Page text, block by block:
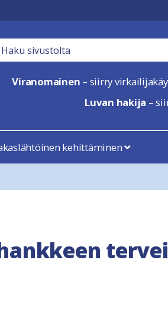
Haku kenttä
Viranomainen – siirry
Luvan hakija –
kehittäminen